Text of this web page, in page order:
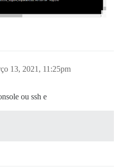
13, 2021, 11:25pm
ou ssh e